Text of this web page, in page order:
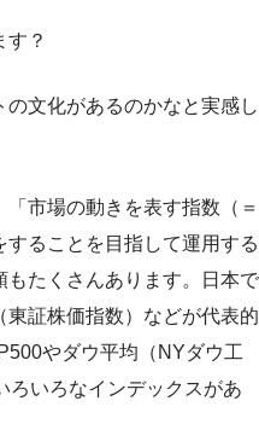
す？
文化があるのかなと実感し
市場の動きを表す指数（＝
ることを目指して運用する
たくさんあります。日本で
証株価指数）などが代表的
やダウ平均（NYダウ工
ろいろなインデックスがあ